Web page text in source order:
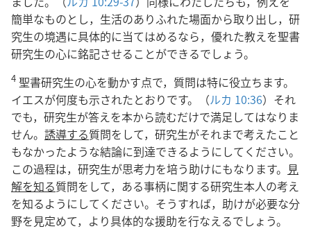
簡単なものとし，生活のありふれた場面から取り出し，研
究生の境遇に具体的に当てはめるなら，優れた教えを聖書
研究生の心に銘記させることができるでしょう。
4 聖書研究生の心を動かす点で，質問は特に役立ちます。
イエスが何度も示されたとおりです。（ルカ 10:36）それ
でも，研究生が答えを本から読むだけで満足してはなりま
せん。 誘導する質問をして，研究生がそれまで考えたこと
もなかったような結論に到達できるようにしてください。
この過程は，研究生が思考力を培う助けにもなります。 見
解を知る質問をして，ある事柄に関する研究生本人の考え
を知るようにしてください。そうすれば，助けが必要な分
野を見定めて，より具体的な援助を行なえるでしょう。